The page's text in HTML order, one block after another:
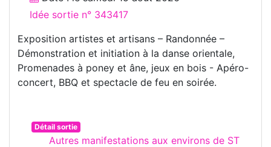
Idée sortie n° 343417
Exposition artistes et artisans – Randonnée –
Démonstration et initiation à la danse orientale,
Promenades à poney et âne, jeux en bois - Apéro-
concert, BBQ et spectacle de feu en soirée.
Détail sortie
Autres manifestations aux environs de ST